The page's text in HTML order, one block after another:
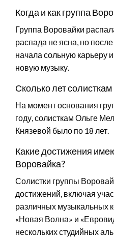
Когда и как группа
Группа Воровайки
распада не ясна, но
начала сольную карьеру
новую музыку.
Сколько лет
На момент основания
году, солисткам Ольге
Князевой было по 18 лет.
Какие достижения
Воровайка?
Солистки группы
достижений, включая
различных музыкальных
«Новая Волна» и
нескольких студийных